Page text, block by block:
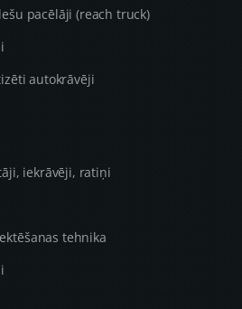
pacēlāji (reach truck)
autokrāvēji
iekrāvēji, ratiņi
tehnika